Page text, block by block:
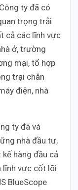
ty đã có
trọng trải
cả các lĩnh vực
ở, trường
mại, tổ hợp
trại chăn
điện, nhà
ty đã và
nhà đầu tư,
hàng đầu cả
lĩnh vực cốt lõi
BlueScope